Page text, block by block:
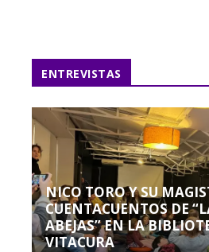
ENTREVISTAS
NICO TORO Y SU
CUENTACUENTOS DE
ABEJAS” EN LA
VITACURA